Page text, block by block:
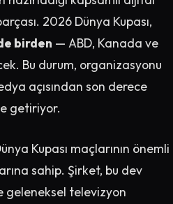
2026 Dünya Kupası,
birden — ABD, Kanada ve
Bu durum, organizasyonu
açısından son derece
getiriyor.
Kupası maçlarının önemli
sahip. Şirket, bu dev
geleneksel televizyon